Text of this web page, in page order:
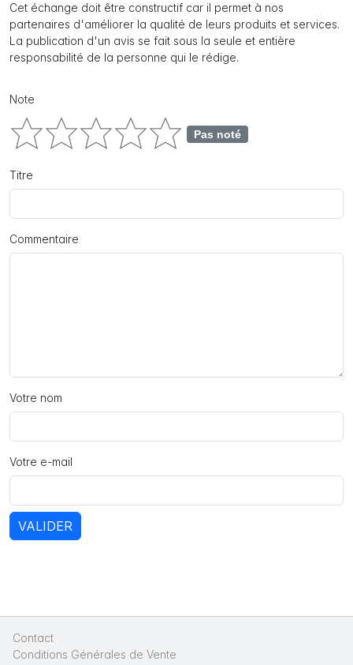
Cet échange doit être constructif car il permet à nos
partenaires d'améliorer la qualité de leurs produits et services.
La publication d'un avis se fait sous la seule et entière
responsabilité de la personne qui le rédige.
Note
Pas noté
Titre
Commentaire
Votre nom
Votre e-mail
VALIDER
Contact
Conditions Générales de Vente